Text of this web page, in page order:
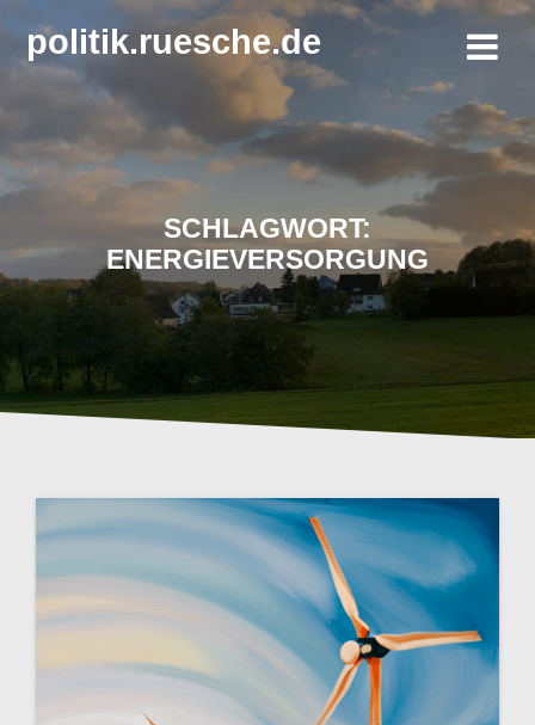
Zum
Inhalt
springen
politik.ruesche.de
SCHLAGWORT:
ENERGIEVERSORGUNG